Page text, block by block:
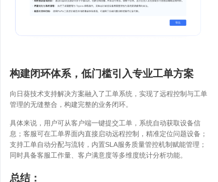
构建闭环体系，低门槛引入专业工单方案
向日葵技术支持解决方案融入了工单系统，实现了远程控制与工单
管理的无缝整合，构建完整的业务闭环。
具体来说，用户可从客户端一键提交工单，系统自动获取设备信
息；客服可在工单界面内直接启动远程控制，精准定位问题设备；
支持工单自动分配与流转，内置SLA服务质量管控机制赋能管理；
同时具备客服工作量、客户满意度等多维度统计分析功能。
总结：